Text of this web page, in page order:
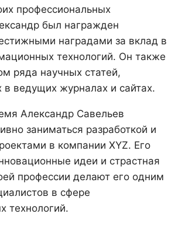
профессиональных
был награжден
наградами за вклад в
технологий. Он также
ряда научных статей,
в ведущих журналах и сайтах.
Александр Савельев
заниматься разработкой и
в компании XYZ. Его
идеи и страстная
профессии делают его одним
в сфере
технологий.